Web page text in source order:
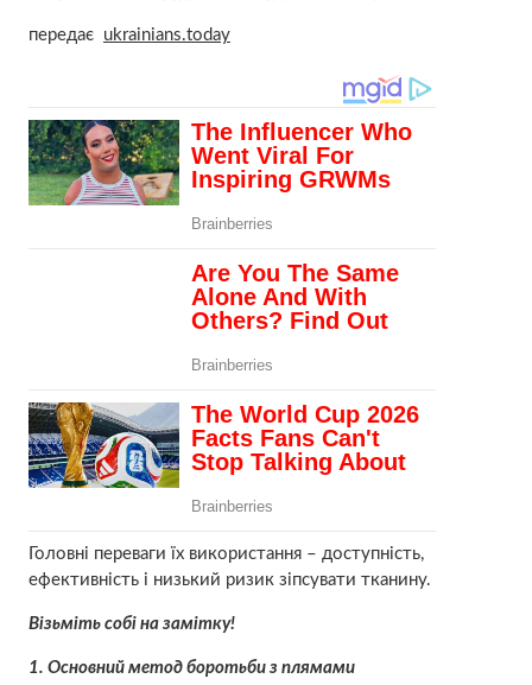
передає ukrainians.today
Головні переваги їх використання – доступність,
ефективність і низький ризик зіпсувати тканину.
Візьміть собі на замітку!
1. Основний метод боротьби з плямами